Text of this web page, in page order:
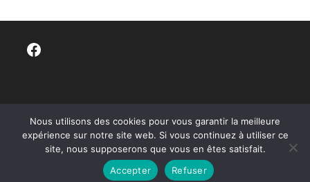
Facebook
Copyright - WordPress Theme by OceanWP
Nous utilisons des cookies pour vous garantir la meilleure
expérience sur notre site web. Si vous continuez à utiliser ce
site, nous supposerons que vous en êtes satisfait.
Accepter
Refuser